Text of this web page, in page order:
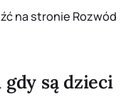
na stronie Rozwód
są dzieci